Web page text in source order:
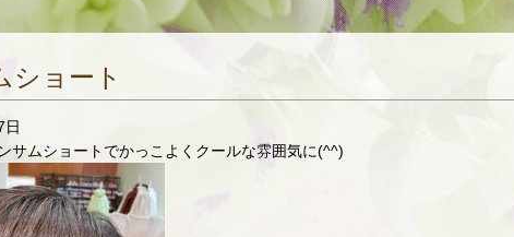
ショート
日
サムショートでかっこよくクールな雰囲気に(^^)